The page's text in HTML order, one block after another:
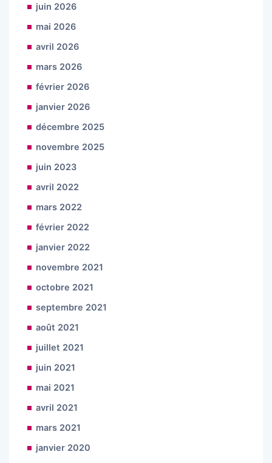
juin 2026
mai 2026
avril 2026
mars 2026
février 2026
janvier 2026
décembre 2025
novembre 2025
juin 2023
avril 2022
mars 2022
février 2022
janvier 2022
novembre 2021
octobre 2021
septembre 2021
août 2021
juillet 2021
juin 2021
mai 2021
avril 2021
mars 2021
janvier 2020